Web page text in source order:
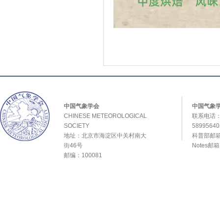
中国气象学会
CHINESE METEOROLOGICAL
SOCIETY
地址：北京市海淀区中关村南大
街46号
邮编：100081
中国气象
联系电话
科普部邮
Notes邮